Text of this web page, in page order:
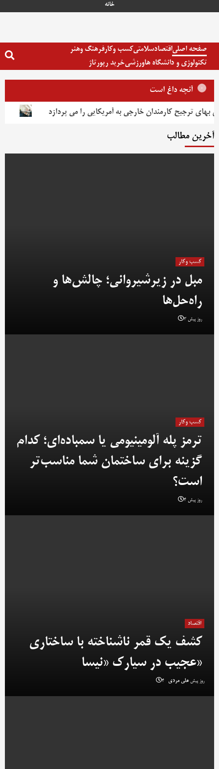
خانه
صفحه اصلیاقتصادسلامتیکسب وکارفرهنگ وهنر
تکنولوژی و دانشگاه هاورزشیخرید رپورتاژ
آنچه داغ است
بهای ترجیح کارمندان خارجی به آمریکایی را می پردازد
آخرین مطالب
کسب وکار
مبل در زیرشیروانی؛ چالش‌ها و
راه‌حل‌ها
3 روز پیش
کسب وکار
ترمز پله آلومینیومی یا سمباده‌ای؛ کدام
گزینه برای ساختمان شما مناسب‌تر
است؟
4 روز پیش
اقتصاد
کشف یک قمر ناشناخته با ساختاری
عجیب در سیارک «نیسا»
4 روز پیشعلی مردی